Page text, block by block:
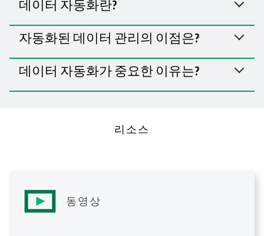
자동화된 데이터 관리의 이점은?
데이터 자동화가 중요한 이유는?